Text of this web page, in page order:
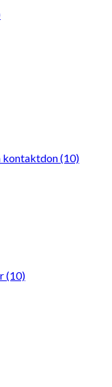
kontaktdon (10)
(10)